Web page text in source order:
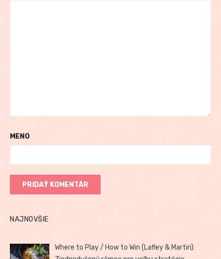
MENO
NAJNOVŠIE
Where to Play / How to Win (Lafley & Martin):